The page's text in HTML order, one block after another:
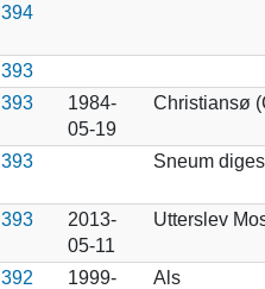
394
393
393
1984-
05-19
Christiansø
393 Sneum
393
2013-
05-11
Utterslev
392
1999-
Als